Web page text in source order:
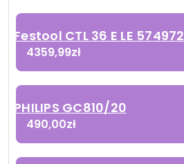
Festool CTL 36 E LE 574972
4359,99zł
PHILIPS GC810/20
490,00zł